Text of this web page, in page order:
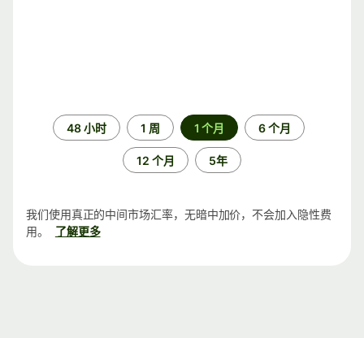
48 小时 1 周 1 个月 6 个月
12 个月 5年
我们使用真正的中间市场汇率，无暗中加价，不会加入隐性费
用。
了解更多